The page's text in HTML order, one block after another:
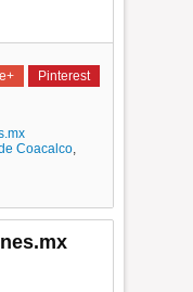
Pinterest
Coacalco